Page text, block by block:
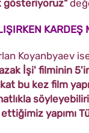
gösteriyoruz"
Koyanbyaev
İşi' filminin
bu kez film
yapımı